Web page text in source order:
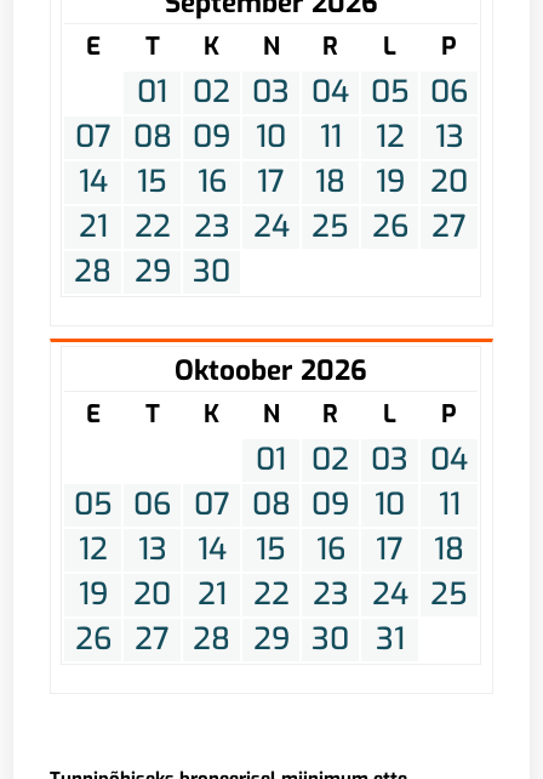
E T K N R L P
01 02 03 04 05 06
07
08 09 10 11 12
13
14
15 16 17 18 19
20
21
22 23 24 25 26
27
28
29 30
Oktoober 2026
E T K N R L P
01 02 03
04
05 06 07 08 09 10
11
12
13 14 15 16 17
18
19
20 21 22 23 24 25
26
27 28 29 30 31